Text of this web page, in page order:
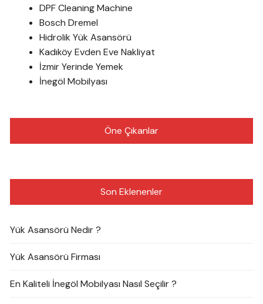
DPF Cleaning Machine
Bosch Dremel
Hidrolik Yük Asansörü
Kadıköy Evden Eve Nakliyat
İzmir Yerinde Yemek
İnegöl Mobilyası
Öne Çıkanlar
Son Eklenenler
Yük Asansörü Nedir ?
Yük Asansörü Firması
En Kaliteli İnegöl Mobilyası Nasıl Seçilir ?